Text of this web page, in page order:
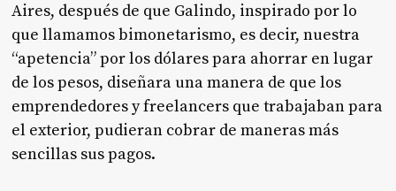
Aires, después de que Galindo, inspirado por lo
que llamamos bimonetarismo, es decir, nuestra
“apetencia” por los dólares para ahorrar en lugar
de los pesos, diseñara una manera de que los
emprendedores y freelancers que trabajaban para
el exterior, pudieran cobrar de maneras más
sencillas sus pagos.